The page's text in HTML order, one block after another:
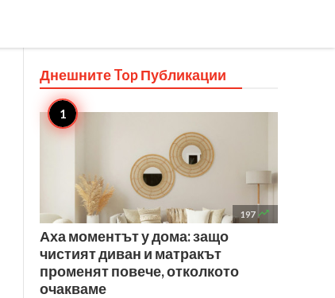
Днешните TopПубликации
197 
Аха моментът у дома: защо
чистият диван и матракът
променят повече, отколкото
очакваме